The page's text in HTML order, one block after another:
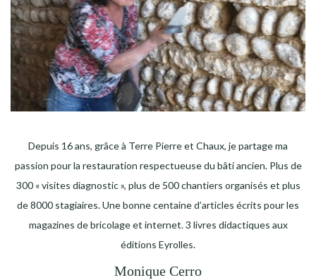
Depuis 16 ans, grâce à Terre Pierre et Chaux, je partage ma
passion pour la restauration respectueuse du bâti ancien. Plus de
300 « visites diagnostic », plus de 500 chantiers organisés et plus
de 8000 stagiaires. Une bonne centaine d’articles écrits pour les
magazines de bricolage et internet. 3 livres didactiques aux
éditions Eyrolles.
Monique Cerro